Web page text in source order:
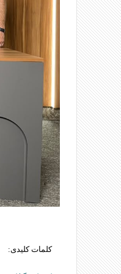
کلمات کلیدی: